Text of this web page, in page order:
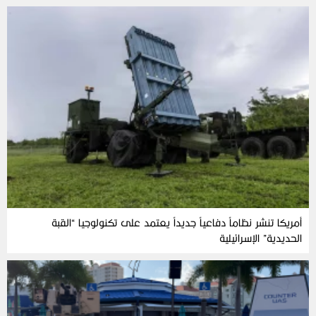
أمريكا تنشر نظاماً دفاعياً جديداً يعتمد على تكنولوجيا “القبة
الحديدية” الإسرائيلية